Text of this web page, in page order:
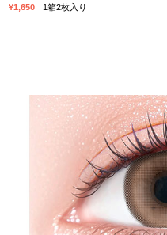
¥1,650 1箱2枚入り